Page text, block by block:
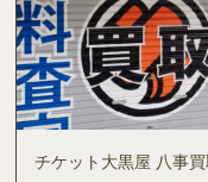
チケット大黒屋 八事